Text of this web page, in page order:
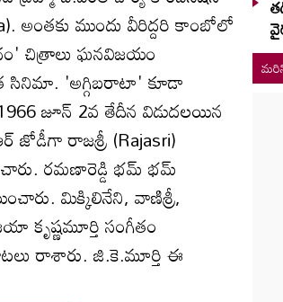
అంతకు ముందు వీరిద్దరి కాంబోలో
చిత్రాలు ఘనవిజయం
సినిమా. 'అగ్గిబరాటా' కూడా
జూన్ 2వ తేదీన విడుదలయిన
రాజశ్రీ (Rajasri)
రమణారెడ్డి భమ్ భమ్
మిక్కిలినేని, వాణిశ్రీ,
కృష్ణమూర్తి సంగీతం
రాశారు. జి.కె.మూర్తి ఈ